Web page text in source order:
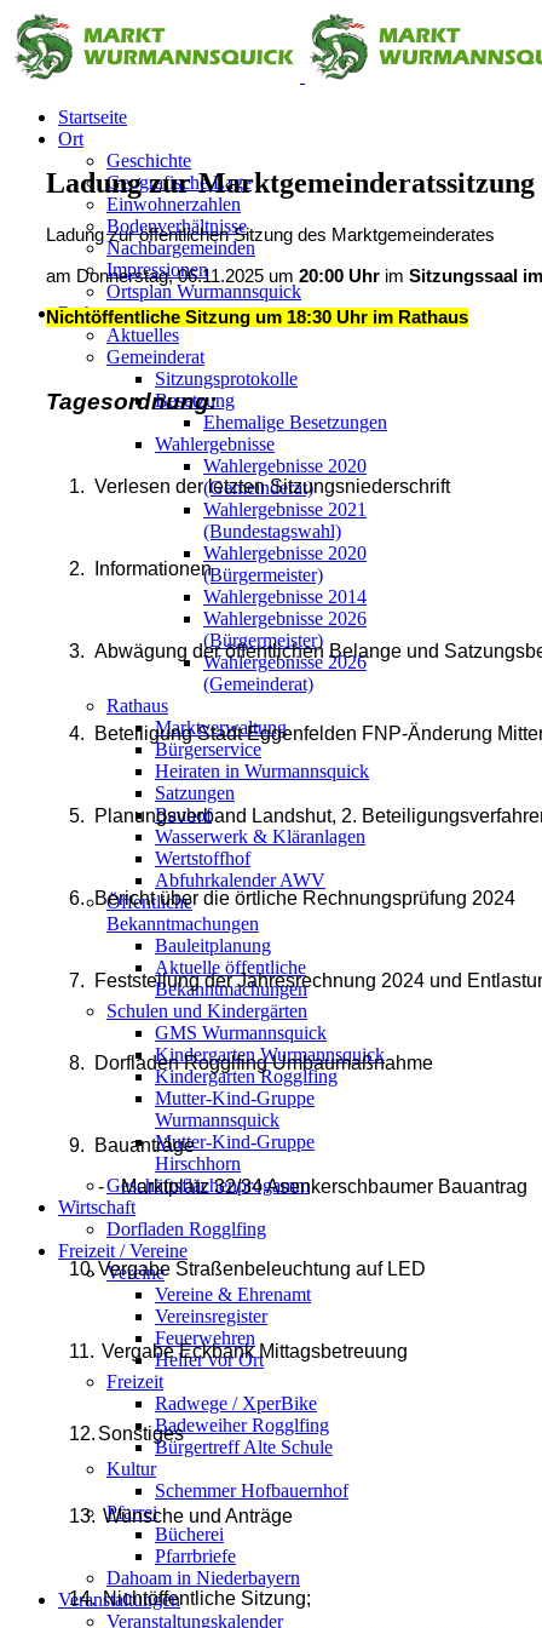
Startseite
Ort
Geschichte
Geografische Lage
Einwohnerzahlen
Bodenverhältnisse
Nachbargemeinden
Impressionen
Ortsplan Wurmannsquick
Rathaus
Aktuelles
Gemeinderat
Sitzungsprotokolle
Besetzung
Ehemalige Besetzungen
Wahlergebnisse
Wahlergebnisse 2020
(Gemeinderat)
Wahlergebnisse 2021
(Bundestagswahl)
Wahlergebnisse 2020
(Bürgermeister)
Wahlergebnisse 2014
Wahlergebnisse 2026
(Bürgermeister)
Wahlergebnisse 2026
(Gemeinderat)
Rathaus
Marktverwaltung
Bürgerservice
Heiraten in Wurmannsquick
Satzungen
Bauhof
Wasserwerk & Kläranlagen
Wertstoffhof
Abfuhrkalender AWV
Öffentliche
Bekanntmachungen
Bauleitplanung
Aktuelle öffentliche
Bekanntmachungen
Schulen und Kindergärten
GMS Wurmannsquick
Kindergarten Wurmannsquick
Kindergarten Rogglfing
Mutter-Kind-Gruppe
Wurmannsquick
Mutter-Kind-Gruppe
Hirschhorn
Geschäftsflächenprogamm
Wirtschaft
Dorfladen Rogglfing
Freizeit / Vereine
Vereine
Vereine & Ehrenamt
Vereinsregister
Feuerwehren
Helfer vor Ort
Freizeit
Radwege / XperBike
Badeweiher Rogglfing
Bürgertreff Alte Schule
Kultur
Schemmer Hofbauernhof
Pfarrei
Bücherei
Pfarrbriefe
Dahoam in Niederbayern
Veranstaltungen
Veranstaltungskalender
Ladung zur Marktgemeinderatssitzung
Ladung zur öffentlichen Sitzung des Marktgemeinderates
am Donnerstag, 06.11.2025 um 20:00 Uhr im Sitzungssaal
Nichtöffentliche Sitzung um 18:30 Uhr im Rathaus
Tagesordnung:
1. Verlesen der letzten Sitzungsniederschrift
2. Informationen
3. Abwägung der öffentlichen Belange und
4. Beteiligung Stadt Eggenfelden FNP-Änderung
5. Planungsverband Landshut, 2.
6. Bericht über die örtliche Rechnungsprüfung 2024
7. Feststellung der Jahresrechnung 2024 und
8. Dorfladen Rogglfing Umbaumaßnahme
9.
Bauanträge
-
Marktplatz 32/34 Asenkerschbaumer Bauantrag
10.Vergabe Straßenbeleuchtung auf LED
11. Vergabe Eckbank Mittagsbetreuung
12. Sonstiges
13. Wünsche und Anträge
14. Nichtöffentliche Sitzung;